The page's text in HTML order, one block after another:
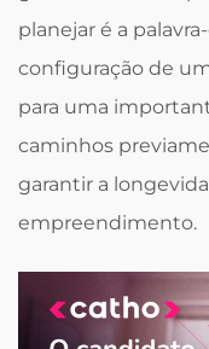
planejar é a
configuração de
para uma
caminhos
garantir a
empreendimento.